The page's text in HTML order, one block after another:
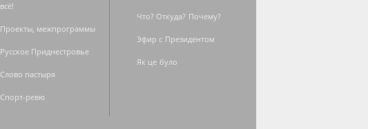
всё!
Проекты, межпрограммы
Русское Приднестровье
Слово пастыря
Спорт-ревю
Что? Откуда? Почему?
Эфир с Президентом
Як це було